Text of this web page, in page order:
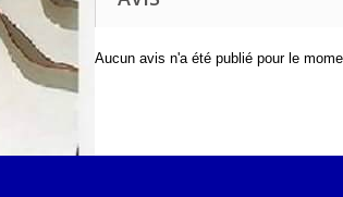
Aucun avis n'a été publié pour le